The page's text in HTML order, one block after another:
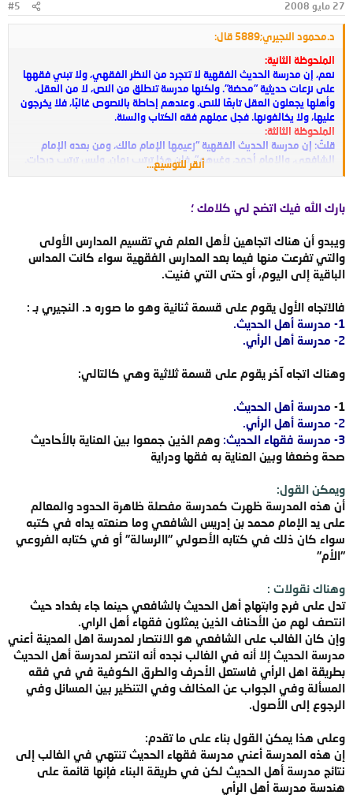
27 مايو 2008 #5
د.محمود النجيري;5889 قال:
الملحوظة الثانية:
نعم، إن مدرسة الحديث الفقهية لا تتجرد من النظر الفقهي، ولا تبني فقهها
على نزعات حديثية "محضة". ولكنها مدرسة تنطلق من النص، لا من العقل.
وأهلها يجعلون العقل تابعًا للنص. وعندهم إحاطة بالنصوص غالبًا، فلا يخرجون
عليها، ولا يخالفونها. فجل عملهم فقه الكتاب والسنة.
الملحوظة الثالثة:
قلتُ: إن مدرسة الحديث الفقهية "زعيمها الإمام مالك، ومن بعده الإمام
الشافعي، والإمام أحمد، وغيرهم" .فإن هذا ترتيب زمان. وليس ترتيب درجات.
ومعروف أن مالكًا شيخ الشافعي، وأن الشافعي شيخ أحمد.
أنقر للتوسيع...
بارك الله فيك اتضح لي كلامك ؛
ويبدو أن هناك اتجاهين لأهل العلم في تقسيم المدارس الأولى
والتي تفرعت منها فيما بعد المدارس الفقهية سواء كانت المداس
الباقية إلى اليوم، أو حتى التي فنيت.
فالاتجاه الأول يقوم على قسمة ثنائية وهو ما صوره د. النجيري بـ :
1- مدرسة أهل الحديث.
2- مدرسة أهل الرأي.
وهناك اتجاه آخر يقوم على قسمة ثلاثية وهي كالتالي:
1-
مدرسة أهل الحديث.
2- مدرسة أهل الرأي.
3- مدرسة فقهاء الحديث:
وهم الذين جمعوا بين العناية بالأحاديث
صحة وضعفا وبين العناية به فقها ودراية
ويمكن القول:
أن هذه المدرسة ظهرت كمدرسة مفصلة ظاهرة الحدود والمعالم
على يد الإمام محمد بن إدريس الشافعي وما صنعته يداه في كتبه
سواء كان ذلك في كتابه الأصولي "االرسالة" أو في كتابه الفروعي
"الأم"
وهناك نقولات :
تدل على فرح وابتهاج أهل الحديث بالشافعي حينما جاء بغداد حيث
انتصف لهم من الأحناف الذين يمثلون فقهاء أهل الراي.
وإن كان الغالب على الشافعي هو الانتصار لمدرسة اهل المدينة أعني
مدرسة الحديث إلا أنه في الغالب نجده أنه انتصر لمدرسة أهل الحديث
بطريقة اهل الرأي فاستعل الأحرف والطرق الكوفية في في فقه
المسألة وفي الجواب عن المخالف وفي التنظير بين المسائل وفي
الرجوع إلى الأصول.
وعلى هذا يمكن القول بناء على ما تقدم:
إن هذه المدرسة أعني مدرسة فقهاء الحديث تنتهي في الغالب إلى
نتائج مدرسة أهل الحديث لكن في طريقة البناء فإنها قائمة على
هندسة مدرسة أهل الرأي